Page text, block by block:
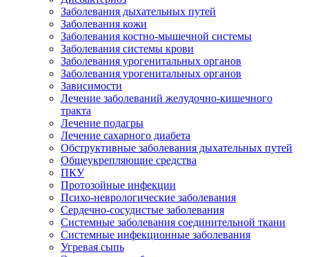
Заболевания дыхательных путей
Заболевания кожи
Заболевания костно-мышечной системы
Заболевания системы крови
Заболевания урогенитальных органов
Заболевания урогенитальных органов
Зависимости
Лечение заболеваний желудочно-кишечного
тракта
Лечение подагры
Лечение сахарного диабета
Обструктивные заболевания дыхательных путей
Общеукрепляющие средства
ПКУ
Протозойные инфекции
Психо-неврологические заболевания
Сердечно-сосудистые заболевания
Системные заболевания соединительной ткани
Системные инфекционные заболевания
Угревая сыпь